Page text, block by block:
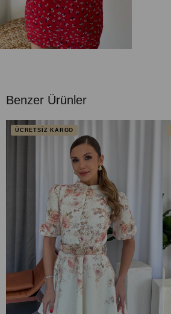
Benzer Ürünler
ÜCRETSİZ KARGO